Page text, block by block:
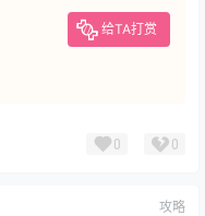
给TA打赏
0 0
攻略